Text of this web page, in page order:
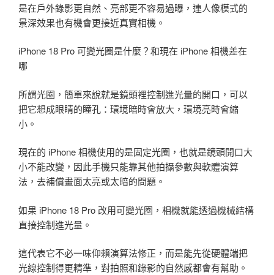
是在戶外錄影更自然、亮部更不容易過曝，連人像模式的
景深效果也有機會更接近真實相機。
iPhone 18 Pro 可變光圈是什麼？和現在 iPhone 相機差在
哪
所謂光圈，簡單來說就是鏡頭裡控制進光量的開口，可以
把它想成眼睛的瞳孔：環境暗時會放大，環境亮時會縮
小。
現在的 iPhone 相機使用的是固定光圈，也就是鏡頭開口大
小不能改變，因此手機只能靠其他拍攝參數與軟體演算
法，去補償畫面太亮或太暗的問題。
如果 iPhone 18 Pro 改用可變光圈，相機就能透過機械結構
直接控制進光量。
這代表它不必一味仰賴演算法修正，而是能先從硬體端把
光線控制得更精準，對拍照和錄影的自然感都會有幫助。